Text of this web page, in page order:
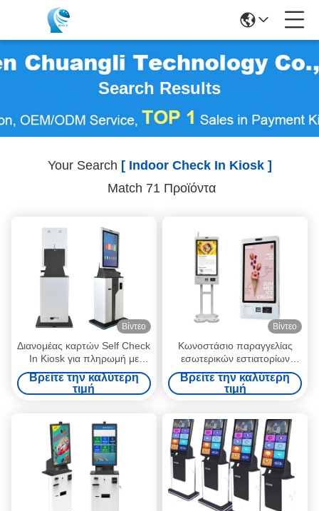
Search Results
Your Search [ Indoor Check In Kiosk ]
Match 71 Προϊόντα
Βίντεο
Διανομέας καρτών Self Check
In Kiosk για πληρωμή με
μετρητά ξενοδοχείου
Βρείτε την καλύτερη
τιμή
Βίντεο
Κωνοστάσιο παραγγελίας
εσωτερικών εστιατορίων
1920*1080P
Αποφασιστικότητα
Κωνοστάσιο αυτοπληρωμής
Βρείτε την καλύτερη
τιμή